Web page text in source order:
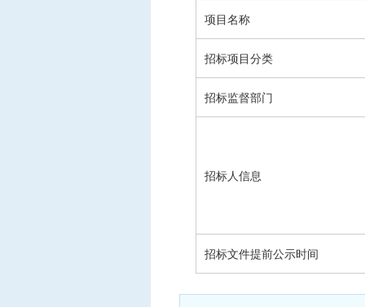
项目名称
招标项目分类
招标监督部门
招标人信息
招标文件提前公示时间